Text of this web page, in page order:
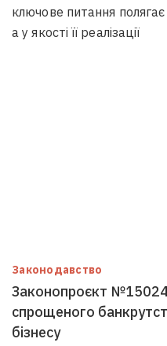
ключове питання
а у якості її реалізації
Законодавство
Законопроєкт
спрощеного
бізнесу